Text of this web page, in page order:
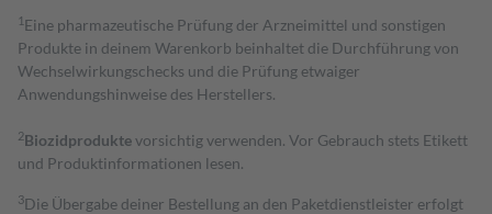
1 Eine pharmazeutische Prüfung der Arzneimittel und sonstigen
Produkte in deinem Warenkorb beinhaltet die Durchführung von
Wechselwirkungschecks und die Prüfung etwaiger
Anwendungshinweise des Herstellers.
2Biozidproduktevorsichtig verwenden. Vor Gebrauch stets Etikett
und Produktinformationen lesen.
3Die Übergabe deiner Bestellung an den Paketdienstleister erfolgt